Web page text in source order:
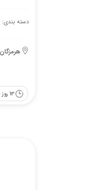
دسته بندی:
13 روز پیش